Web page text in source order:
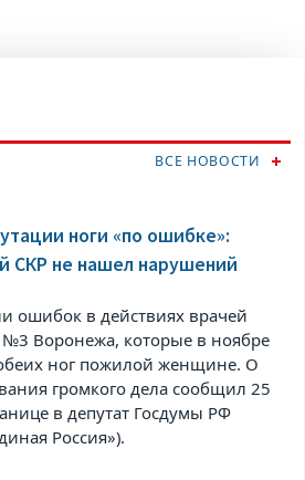
ВСЕ НОВОСТИ
ноги «по ошибке»:
СКР не нашел нарушений
ошибок в действиях врачей
Воронежа, которые в ноябре
ног пожилой женщине. О
громкого дела сообщил 25
в депутат Госдумы РФ
Россия»).